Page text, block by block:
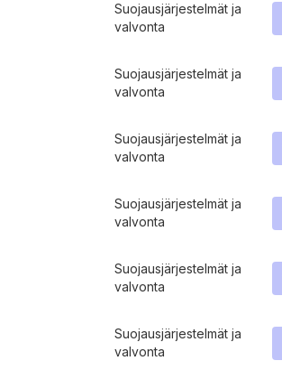
Suojausjärjestelmät ja
valvonta
Suojausjärjestelmät ja
valvonta
Suojausjärjestelmät ja
valvonta
Suojausjärjestelmät ja
valvonta
Suojausjärjestelmät ja
valvonta
Suojausjärjestelmät ja
valvonta